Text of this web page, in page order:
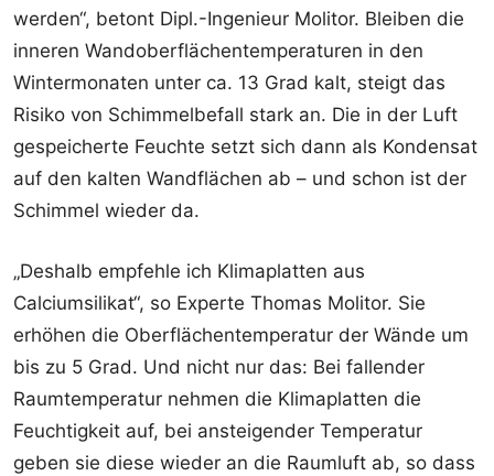
werden“, betont Dipl.-Ingenieur Molitor. Bleiben die
inneren Wandoberflächentemperaturen in den
Wintermonaten unter ca. 13 Grad kalt, steigt das
Risiko von Schimmelbefall stark an. Die in der Luft
gespeicherte Feuchte setzt sich dann als Kondensat
auf den kalten Wandflächen ab – und schon ist der
Schimmel wieder da.
„Deshalb empfehle ich Klimaplatten aus
Calciumsilikat“, so Experte Thomas Molitor. Sie
erhöhen die Oberflächentemperatur der Wände um
bis zu 5 Grad. Und nicht nur das: Bei fallender
Raumtemperatur nehmen die Klimaplatten die
Feuchtigkeit auf, bei ansteigender Temperatur
geben sie diese wieder an die Raumluft ab, so dass